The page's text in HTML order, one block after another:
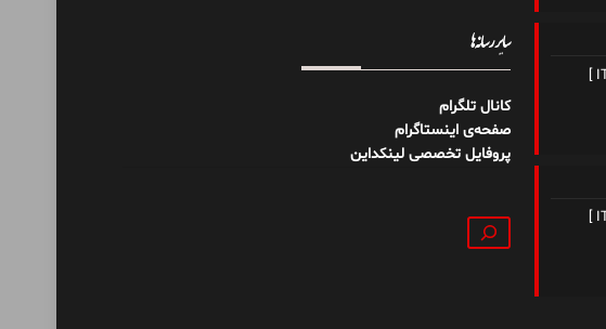
هادی احمدی (سروش): [ نویسنده، شاعر و مدرس ITIL ]
هادی احمدی (سروش): [ نویسنده، شاعر و مدرس ITIL ]
سایر رسانه‌ها
کانال تلگرام
صفحه‌ی اینستاگرام
پروفایل تخصصی لینکداین
جستجو